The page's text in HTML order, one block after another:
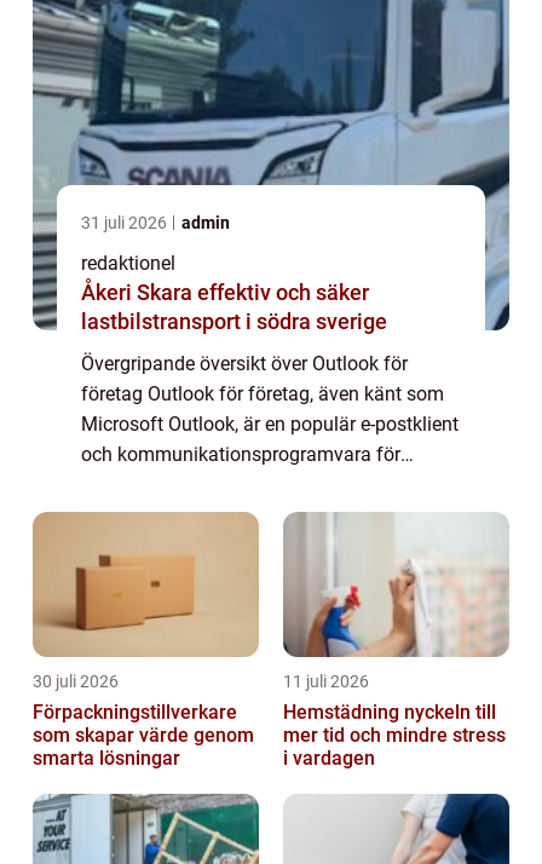
31 juli 2026 admin
redaktionel
Åkeri Skara effektiv och säker
lastbilstransport i södra sverige
Övergripande översikt över Outlook för
företag Outlook för företag, även känt som
Microsoft Outlook, är en populär e-postklient
och kommunikationsprogramvara för
sviten och används av företag över hela
30 juli 2026
Förpackningstillverkare
som skapar värde genom
smarta lösningar
11 juli 2026
Hemstädning nyckeln till
mer tid och mindre stress
i vardagen